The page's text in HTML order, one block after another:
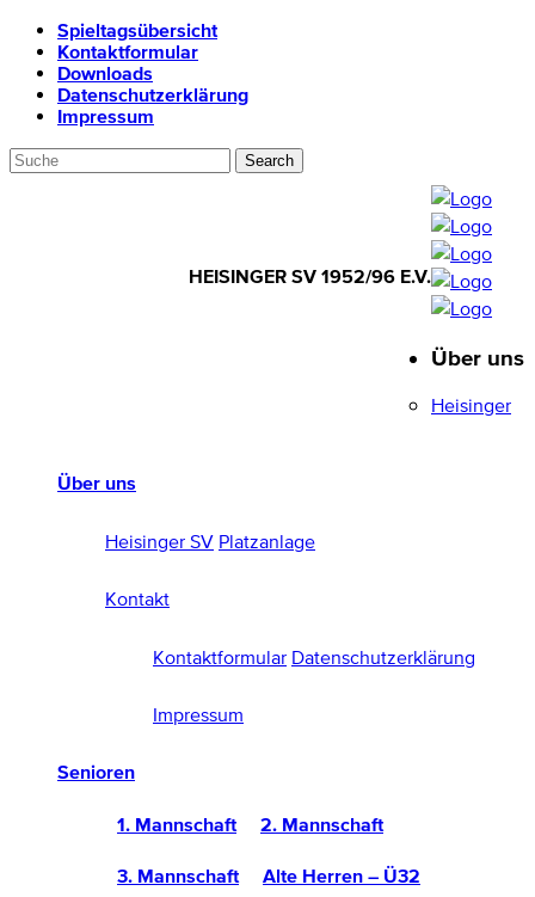
Spieltagsübersicht
Kontaktformular
Downloads
Datenschutzerklärung
Impressum
HEISINGER SV 1952/96 E.V.
1952/96 E.V.
Über uns
Heisinger SV Platzanlage
Kontakt
Kontaktformular Datenschutzerklärung
Impressum
Senioren
1. Mannschaft 2. Mannschaft
3. Mannschaft Alte Herren – Ü32
Über uns
Heisinger